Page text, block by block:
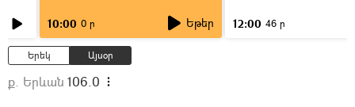
10:00 0 ր Եթեր 12:00 46 ր
Երեկ Այսօր
ք. Երևան 106.0